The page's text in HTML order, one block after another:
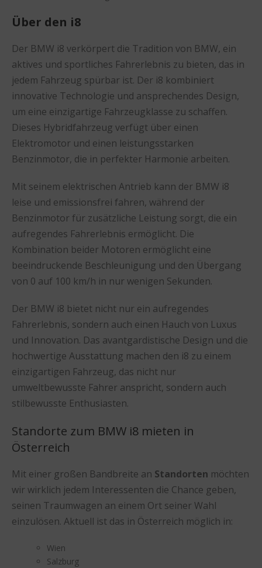
Über den i8
Der BMW i8 verkörpert die Tradition von BMW, ein
aktives und sportliches Fahrerlebnis zu bieten, das in
jedem Fahrzeug spürbar ist. Der i8 kombiniert
innovative Technologie und ansprechendes Design,
um eine einzigartige Fahrzeugklasse zu schaffen.
Dieses Hybridfahrzeug verfügt über einen
Elektromotor und einen leistungsstarken
Benzinmotor, die in perfekter Harmonie arbeiten.
Mit seinem elektrischen Antrieb kann der BMW i8
leise und emissionsfrei fahren, während der
Benzinmotor für zusätzliche Leistung sorgt, die ein
aufregendes Fahrerlebnis ermöglicht. Die
Kombination beider Motoren ermöglicht eine
beeindruckende Beschleunigung und den Übergang
von 0 auf 100 km/h in nur wenigen Sekunden.
Der BMW i8 bietet nicht nur ein aufregendes
Fahrerlebnis, sondern auch einen Hauch von Luxus
und Innovation. Das avantgardistische Design und die
hochwertige Ausstattung machen den i8 zu einem
einzigartigen Fahrzeug, das nicht nur
umweltbewusste Fahrer anspricht, sondern auch
stilbewusste Enthusiasten.
Standorte zum BMW i8 mieten in
Österreich
Mit einer großen Bandbreite an Standorten möchten
wir wirklich jedem Interessenten die Chance geben,
seinen Traumwagen an einem Ort seiner Wahl
einzulösen. Aktuell ist das in Österreich möglich in:
Wien
Salzburg